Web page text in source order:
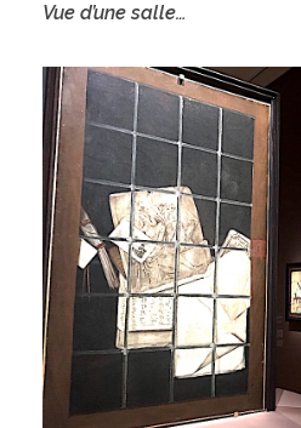
Vue d’une salle…